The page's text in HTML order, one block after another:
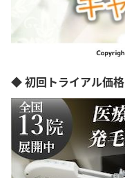
◆ 初回トライアル価格